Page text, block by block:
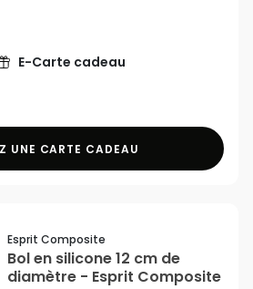
E-Carte cadeau
UNE CARTE CADEAU
Esprit Composite
Bol en silicone 12 cm de
diamètre - Esprit Composite